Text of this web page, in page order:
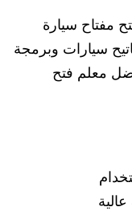
مفتاح سيارة
سيارات وبرمجة
معلم فتح